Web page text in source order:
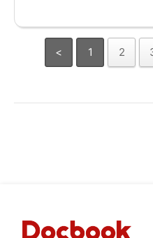
< 1 2